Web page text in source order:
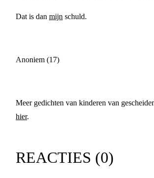
Dat is dan mijn schuld.
Anoniem (17)
Meer gedichten van kinderen van
hier.
REACTIES (0)